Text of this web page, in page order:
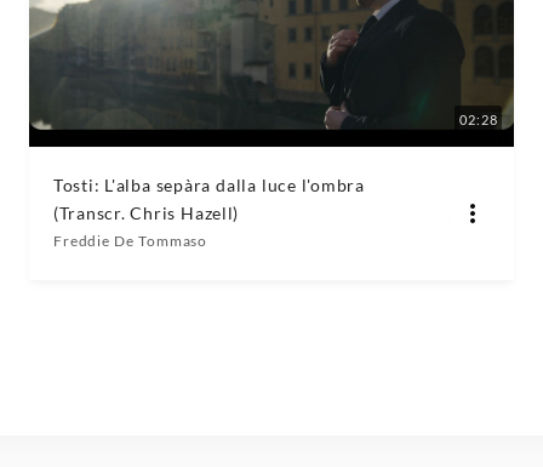
02:28
Tosti: L'alba sepàra dalla luce l'ombra
(Transcr. Chris Hazell)
Freddie De Tommaso